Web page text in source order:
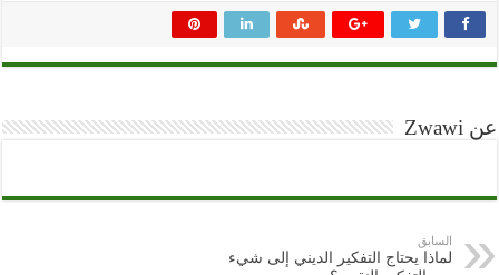
عن Zwawi
السابق
لماذا يحتاج التفكير الديني إلى شيء